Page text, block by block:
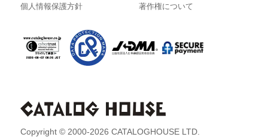
Copyright © 2000-2026 CATALOGHOUSE LTD.
個人情報保護方針 著作権について